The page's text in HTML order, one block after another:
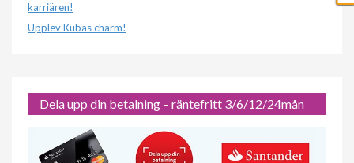
karriären!
Upplev Kubas charm!
Dela upp din betalning – räntefritt 3/6/12/24mån